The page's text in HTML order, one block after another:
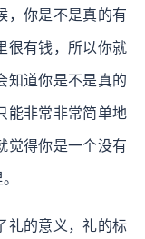
，你是不是真的有
很有钱，所以你就
知道你是不是真的
能非常非常简单地
觉得你是一个没有
礼的意义，礼的标